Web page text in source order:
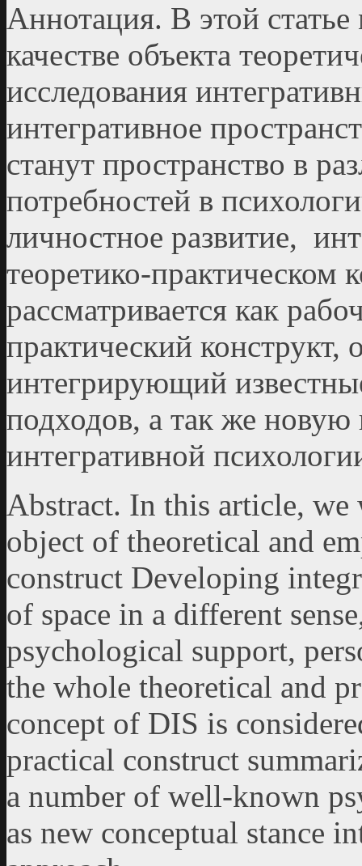
Аннотация. В этой
качестве объекта
исследования
интегративное
станут пространство в
потребностей в
личностное развитие,
теоретико-
рассматривается как
практический
интегрирующий
подходов, а так же
интегративной
Abstract. In this article, we
object of theoretical and
construct Developing
of space in a different
psychological support,
the whole theoretical and
concept of DIS is
practical construct
a number of well-known
as new conceptual stance